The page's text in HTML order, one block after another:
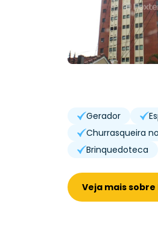
Gerador
Churrasqueira
Brinquedoteca
Veja mais sobre